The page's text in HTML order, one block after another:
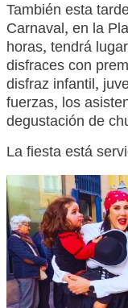
También esta
Carnaval, en la
horas, tendrá
disfraces con
disfraz infantil,
fuerzas, los
degustación de
La fiesta está